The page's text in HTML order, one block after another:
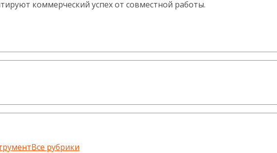
коммерческий успех от совместной работы.
Все рубрики